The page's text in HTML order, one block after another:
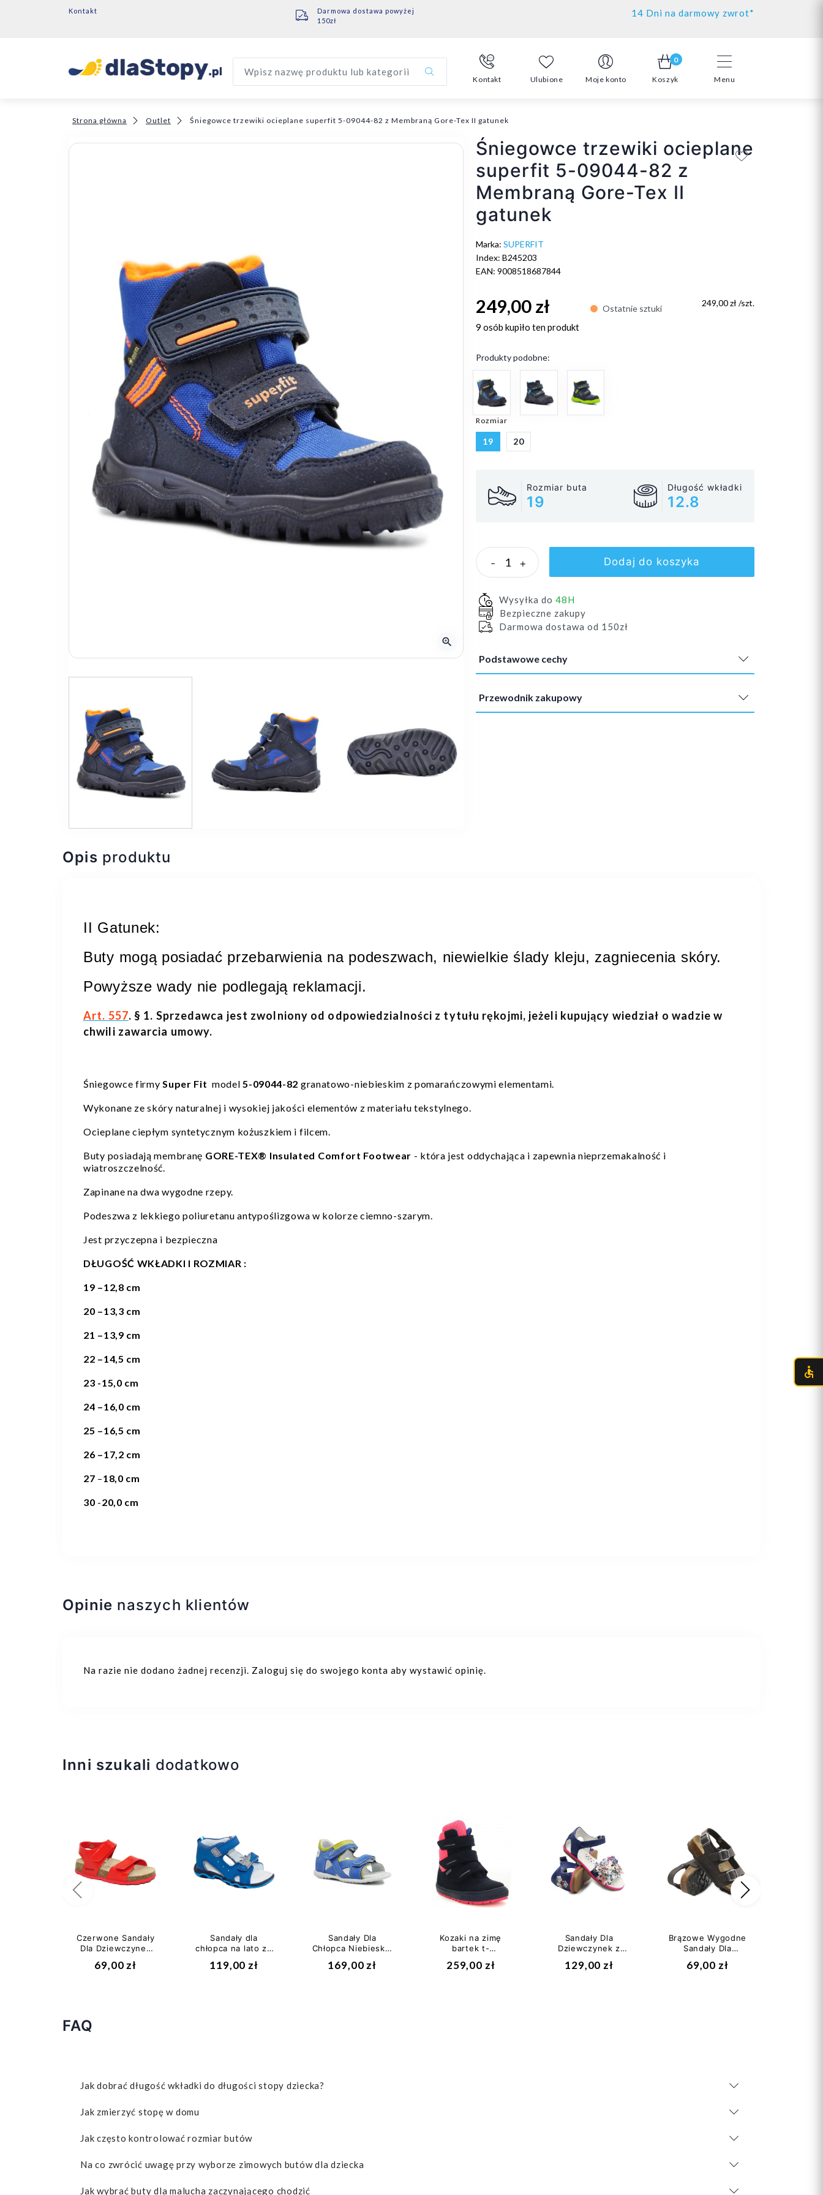
Kontakt
Darmowa dostawa powyżej
150zł
14 Dni na darmowy zwrot*
Menu
Wpisz nazwę produktu lub kategorii
Kontakt Ulubione Moje konto
0
Koszyk
Strona główna Outlet Śniegowce trzewiki ocieplane superfit 5-09044-82 z Membraną Gore-Tex II gatunek
zoom_in
Śniegowce trzewiki ocieplane
superfit 5-09044-82 z
Membraną Gore-Tex II
gatunek
Marka: SUPERFIT
Index: B245203
EAN: 9008518687844
249,00 zł Ostatnie sztuki
249,00 zł /szt.
9 osób kupiło ten produkt
Produkty podobne:
Rozmiar
19 20
Rozmiar buta
19
Długość wkładki
12.8
- + Dodaj do koszyka
Wysyłka do 48H
Bezpieczne zakupy
Darmowa dostawa od 150zł
Podstawowe cechy
Przewodnik zakupowy
Opis produktu
II Gatunek:
Buty mogą posiadać przebarwienia na podeszwach, niewielkie ślady kleju, zagniecenia skóry.
Powyższe wady nie podlegają reklamacji.
Art. 557. § 1. Sprzedawca jest zwolniony od odpowiedzialności z tytułu rękojmi, jeżeli kupujący wiedział o wadzie w
chwili zawarcia umowy.
Śniegowce firmySuper Fit model 5-09044-82 granatowo-niebieskim z pomarańczowymi elementami.
Wykonane ze skóry naturalnej i wysokiej jakości elementów z materiału tekstylnego.
Ocieplane ciepłym syntetycznym kożuszkiem i filcem.
Buty posiadają membranę GORE-TEX® Insulated Comfort Footwear - która jest oddychająca i zapewnia nieprzemakalność i
wiatroszczelność.
Zapinane na dwa wygodne rzepy.
Podeszwa z lekkiego poliuretanu antypoślizgowa w kolorze ciemno-szarym.
Jest przyczepna i bezpieczna
DŁUGOŚĆ WKŁADKI I ROZMIAR :
19 –12,8 cm
20 –13,3 cm
21 –13,9 cm
22 –14,5 cm
23 -15,0 cm
24 –16,0 cm
25 –16,5 cm
26 –17,2 cm
27 –18,0 cm
30 -20,0 cm
Opinie naszych klientów
Na razie nie dodano żadnej recenzji. Zaloguj się do swojego konta aby wystawić opinię.
Inni szukali dodatkowo
Czerwone Sandały
Dla Dziewczynek
Jean Bio...
69,00 zł
Sandały dla
chłopca na lato ze
Bartek w-
119,00 zł
Sandały Dla
Chłopca Niebieskie
169,00 zł
Kozaki na zimę
bartek t-
Membraną BRTKtex
259,00 zł
Sandały Dla
Dziewczynek z
Bartek t-16168/1dj
129,00 zł
Brązowe Wygodne
Sandały Dla
Congo Bio Natur...
69,00 zł
Poprzedni
FAQ
Jak dobrać długość wkładki do długości stopy dziecka?
Jak zmierzyć stopę w domu
Jak często kontrolować rozmiar butów
Na co zwrócić uwagę przy wyborze zimowych butów dla dziecka
Jak wybrać buty dla malucha zaczynającego chodzić